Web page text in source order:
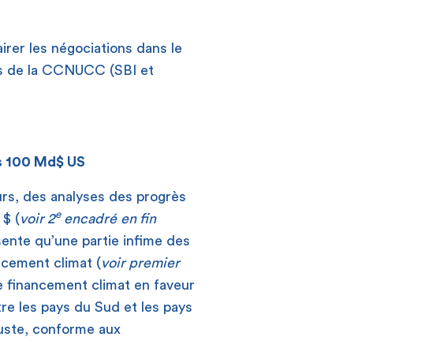
les négociations dans le
de la CCNUCC (SBI et
Md$ US
des analyses des progrès
(voir 2eencadré en fin
qu’une partie infime des
climat (voir premier
climat en faveur
les pays du Sud et les pays
conforme aux